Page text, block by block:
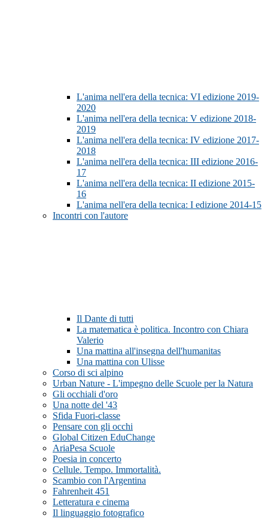
L'anima nell'era della tecnica: VI edizione 2019-
2020
L'anima nell'era della tecnica: V edizione 2018-
2019
L'anima nell'era della tecnica: IV edizione 2017-
2018
L'anima nell'era della tecnica: III edizione 2016-
17
L'anima nell'era della tecnica: II edizione 2015-
16
L'anima nell'era della tecnica: I edizione 2014-15
Incontri con l'autore
Il Dante di tutti
La matematica è politica. Incontro con Chiara
Valerio
Una mattina all'insegna dell'humanitas
Una mattina con Ulisse
Corso di sci alpino
Urban Nature - L'impegno delle Scuole per la Natura
Gli occhiali d'oro
Una notte del '43
Sfida Fuori-classe
Pensare con gli occhi
Global Citizen EduChange
AriaPesa Scuole
Poesia in concerto
Cellule. Tempo. Immortalità.
Scambio con l'Argentina
Fahrenheit 451
Letteratura e cinema
Il linguaggio fotografico